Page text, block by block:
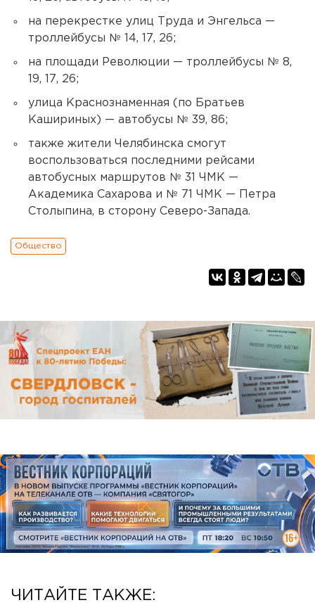
на перекрестке улиц Труда и Энгельса —
троллейбусы № 14, 17, 26;
на площади Революции — троллейбусы № 8,
19, 17, 26;
улица Краснознаменная (по Братьев
Кашириных) — автобусы № 39, 86;
также жители Челябинска смогут
воспользоваться последними рейсами
автобусных маршрутов № 31 ЧМК —
Академика Сахарова и № 71 ЧМК — Петра
Столыпина, в сторону Северо-Запада.
Общество
ЧИТАЙТЕ ТАКЖЕ: